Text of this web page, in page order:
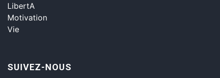
LibertA
Motivation
Vie
SUIVEZ-NOUS